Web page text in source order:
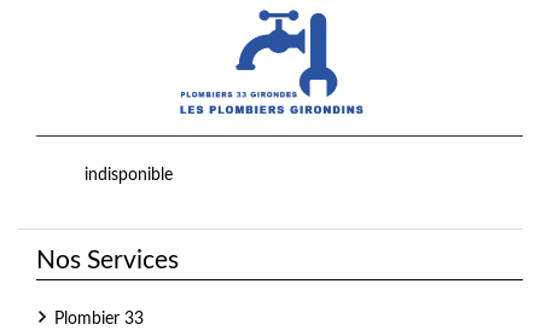
indisponible
Nos Services
Plombier 33